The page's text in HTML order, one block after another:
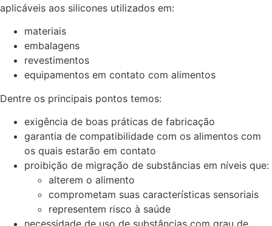
aplicáveis aos silicones utilizados em:
materiais
embalagens
revestimentos
equipamentos em contato com alimentos
Dentre os principais pontos temos:
exigência de boas práticas de fabricação
garantia de compatibilidade com os alimentos com
os quais estarão em contato
proibição de migração de substâncias em níveis que:
alterem o alimento
comprometam suas características sensoriais
representem risco à saúde
necessidade de uso de substâncias com grau de